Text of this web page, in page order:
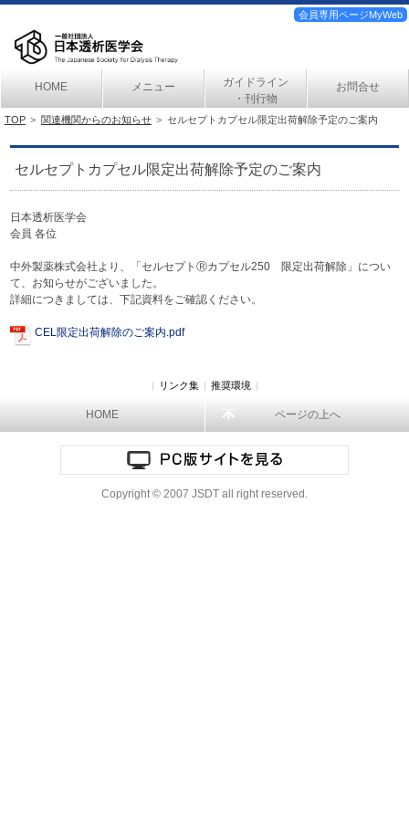
会員専用ページMyWeb
HOME メニュー
ガイドライン
・刊行物
お問合せ
TOP 関連機関からのお知らせ セルセプトカプセル限定出荷解除予定のご案内
セルセプトカプセル限定出荷解除予定のご案内
日本透析医学会
会員 各位
中外製薬株式会社より、「セルセプトⓇカプセル250 限定出荷解除」につい
て、お知らせがございました。
詳細につきましては、下記資料をご確認ください。
CEL限定出荷解除のご案内.pdf
| リンク集 | 推奨環境 |
HOME ページの上へ
Copyright © 2007 JSDT all right reserved.